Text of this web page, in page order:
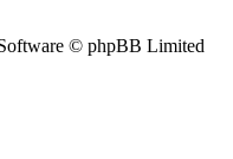
© phpBB Limited